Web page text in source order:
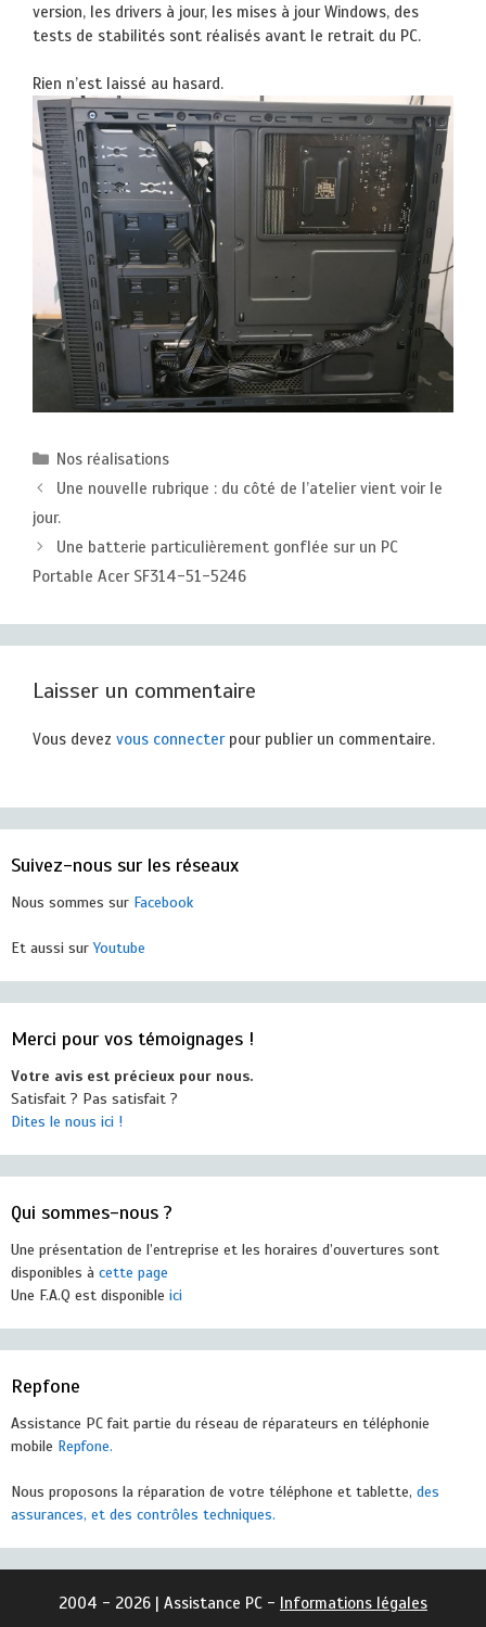
version, les drivers à jour, les mises à jour Windows, des
tests de stabilités sont réalisés avant le retrait du PC.
Rien n’est laissé au hasard.
Catégories
Nos réalisations
Une nouvelle rubrique : du côté de l’atelier vient voir le
jour.
Une batterie particulièrement gonflée sur un PC
Portable Acer SF314-51-5246
Laisser un commentaire
Vous devez vous connecterpour publier un commentaire.
Suivez-nous sur les réseaux
Nous sommes sur Facebook
Et aussi surYoutube
Merci pour vos témoignages !
Votre avis est précieux pour nous.
Satisfait ? Pas satisfait ?
Dites le nous ici !
Qui sommes-nous ?
Une présentation de l’entreprise et les horaires d’ouvertures sont
disponibles à cette page
Une F.A.Q est disponible ici
Repfone
Assistance PC fait partie du réseau de réparateurs en téléphonie
mobile Repfone.
Nous proposons la réparation de votre téléphone et tablette, des
assurances, et des contrôles techniques.
2004 - 2026 | Assistance PC - Informations légales